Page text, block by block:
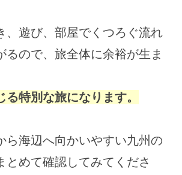
、遊び、部屋でくつろぐ流れ
るので、旅全体に余裕が生ま
特別な旅になります。
ら海辺へ向かいやすい九州の
とめて確認してみてくださ